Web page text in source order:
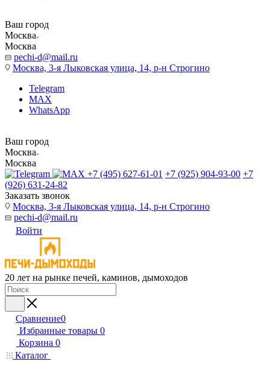
Ваш город
Москва
Москва
pechi-d@mail.ru
Москва, 3-я Лыковская улица, 14, р-н Строгино
Telegram
MAX
WhatsApp
Ваш город
Москва
Москва
+7 (495) 627-61-01 +7 (925) 904-93-00 +7
(926) 631-24-82
Заказать звонок
Москва, 3-я Лыковская улица, 14, р-н Строгино
pechi-d@mail.ru
Войти
20 лет на рынке печей, каминов, дымоходов
Сравнение0
Избранные товары 0
Корзина 0
Каталог